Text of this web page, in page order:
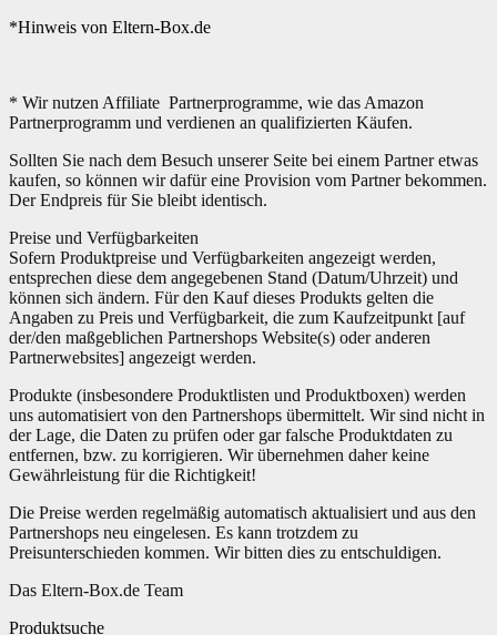
*Hinweis von Eltern-Box.de
* Wir nutzen Affiliate Partnerprogramme, wie das Amazon
Partnerprogramm und verdienen an qualifizierten Käufen.
Sollten Sie nach dem Besuch unserer Seite bei einem Partner etwas
kaufen, so können wir dafür eine Provision vom Partner bekommen.
Der Endpreis für Sie bleibt identisch.
Preise und Verfügbarkeiten
Sofern Produktpreise und Verfügbarkeiten angezeigt werden,
entsprechen diese dem angegebenen Stand (Datum/Uhrzeit) und
können sich ändern. Für den Kauf dieses Produkts gelten die
Angaben zu Preis und Verfügbarkeit, die zum Kaufzeitpunkt [auf
der/den maßgeblichen Partnershops Website(s) oder anderen
Partnerwebsites] angezeigt werden.
Produkte (insbesondere Produktlisten und Produktboxen) werden
uns automatisiert von den Partnershops übermittelt. Wir sind nicht in
der Lage, die Daten zu prüfen oder gar falsche Produktdaten zu
entfernen, bzw. zu korrigieren. Wir übernehmen daher keine
Gewährleistung für die Richtigkeit!
Die Preise werden regelmäßig automatisch aktualisiert und aus den
Partnershops neu eingelesen. Es kann trotzdem zu
Preisunterschieden kommen. Wir bitten dies zu entschuldigen.
Das Eltern-Box.de Team
Produktsuche